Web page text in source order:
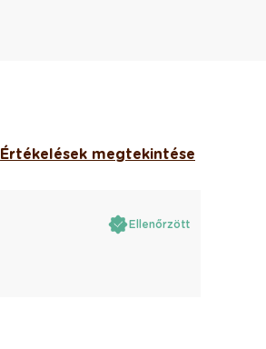
Értékelések megtekintése
Ellenőrzött